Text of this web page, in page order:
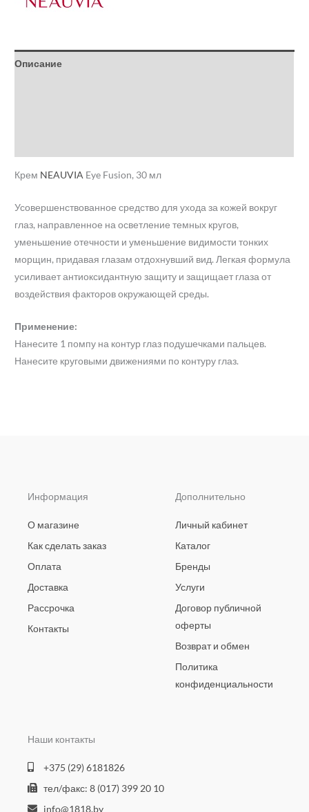
Описание
Крем NEAUVIA Eye Fusion, 30 мл
Усовершенствованное средство для ухода за кожей вокруг
глаз, направленное на осветление темных кругов,
уменьшение отечности и уменьшение видимости тонких
морщин, придавая глазам отдохнувший вид. Легкая формула
усиливает антиоксидантную защиту и защищает глаза от
воздействия факторов окружающей среды.
Применение:
Нанесите 1 помпу на контур глаз подушечками пальцев.
Нанесите круговыми движениями по контуру глаз.
Информация
О магазине
Как сделать заказ
Оплата
Доставка
Рассрочка
Контакты
Дополнительно
Личный кабинет
Каталог
Бренды
Услуги
Договор публичной
оферты
Возврат и обмен
Политика
конфиденциальности
Наши контакты
+375 (29) 6181826
тел/факс: 8 (017) 399 20 10
info@1818.by